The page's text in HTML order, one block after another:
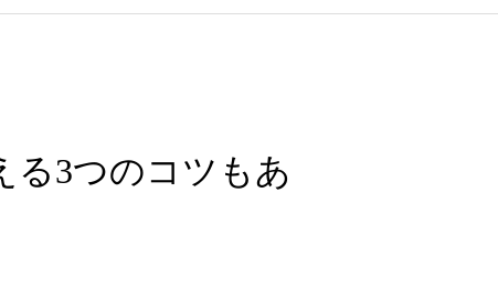
る3つのコツもあ